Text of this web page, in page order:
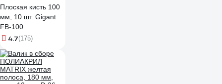
Плоская кисть 100
мм, 10 шт. Gigant
FB-100
4.7(175)